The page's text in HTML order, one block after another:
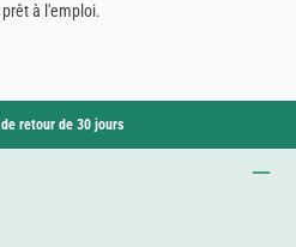
à l'emploi.
retour de 30 jours